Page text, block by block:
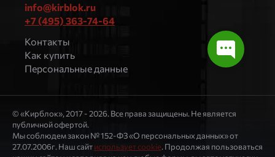
info@kirblok.ru
+7 (495) 363-74-64
Контакты
Как купить
Персональные данные
© «Кирблок», 2017 - 2026. Все права защищены. Не является
публичной офертой.
Мы соблюдем закон № 152-ФЗ «О персональных данных» от
27.07.2006г. Наш сайтиспользует cookie. Продолжая пользоваться